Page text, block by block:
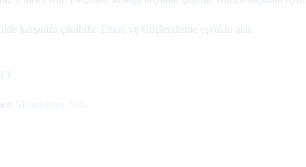
karşınıza çıkabilir. Efsun ve Güçlendirme eşyaları atar.